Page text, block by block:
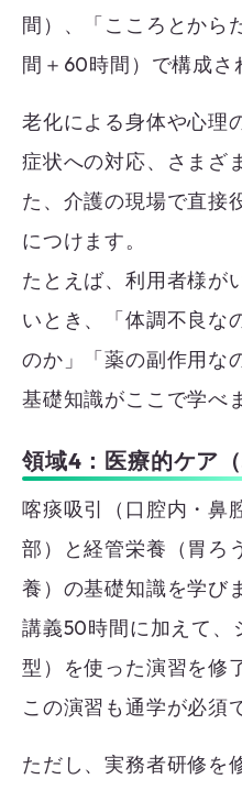
間）、「こころとから
間＋60時間）で構成さ
老化による身体や心理
症状への対応、さまざ
た、介護の現場で直接
につけます。
たとえば、利用者様が
いとき、「体調不良な
のか」「薬の副作用な
基礎知識がここで学べ
領域4：医療的ケア
喀痰吸引（口腔内・鼻
部）と経管栄養（胃ろ
養）の基礎知識を学び
講義50時間に加えて、
型）を使った演習を修
この演習も通学が必須
ただし、実務者研修を